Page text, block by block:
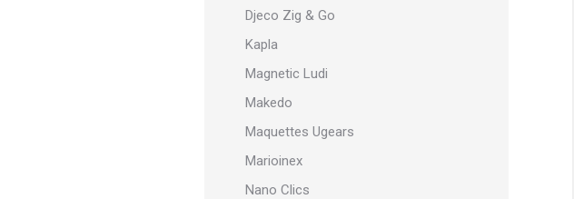
Djeco Zig & Go
Kapla
Magnetic Ludi
Makedo
Maquettes Ugears
Marioinex
Nano Clics